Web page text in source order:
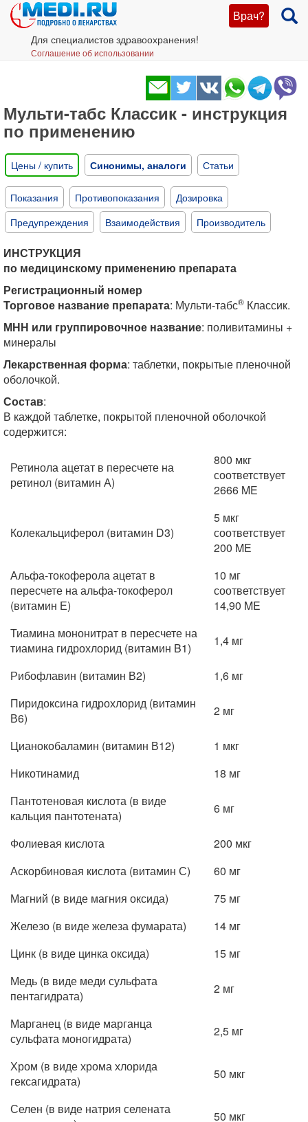
Врач?
Для специалистов здравоохранения!
Соглашение об использовании
Мульти-табс Классик - инструкция
по применению
Цены / купить Синонимы, аналоги Статьи
Показания Противопоказания
Дозировка
Предупреждения
Взаимодействия Производитель
ИНСТРУКЦИЯ
по медицинскому применению препарата
Регистрационный номер
Торговое название препарата: Мульти-табс® Классик.
МНН или группировочное название: поливитамины +
минералы
Лекарственная форма: таблетки, покрытые пленочной
оболочкой.
Состав:
В каждой таблетке, покрытой пленочной оболочкой
содержится:
Ретинола ацетат в пересчете на
ретинол (витамин А)
800 мкг
соответствует
2666 ME
Колекальциферол (витамин D3)
5 мкг
соответствует
200 ME
Альфа-токоферола ацетат в
пересчете на альфа-токоферол
(витамин Е)
10 мг
соответствует
14,90 ME
Тиамина мононитрат в пересчете на
тиамина гидрохлорид (витамин B1)
1,4 мг
Рибофлавин (витамин В2)
1,6 мг
Пиридоксина гидрохлорид (витамин
В6)
2 мг
Цианокобаламин (витамин В12)
1 мкг
Никотинамид
18 мг
Пантотеновая кислота (в виде
кальция пантотената)
6 мг
Фолиевая кислота
200 мкг
Аскорбиновая кислота (витамин С)
60 мг
Магний (в виде магния оксида)
75 мг
Железо (в виде железа фумарата)
14 мг
Цинк (в виде цинка оксида)
15 мг
Медь (в виде меди сульфата
пентагидрата)
2 мг
Марганец (в виде марганца
сульфата моногидрата)
2,5 мг
Хром (в виде хрома хлорида
гексагидрата)
50 мкг
Селен (в виде натрия селената
50 мкг